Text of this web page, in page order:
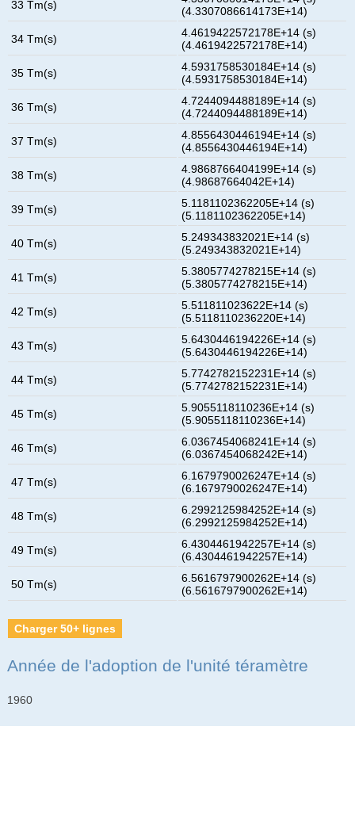
33 Tm(s)
(4.3307086614173E+14)
34 Tm(s)
4.4619422572178E+14 (s)
(4.4619422572178E+14)
35 Tm(s)
4.5931758530184E+14 (s)
(4.5931758530184E+14)
36 Tm(s)
4.7244094488189E+14 (s)
(4.7244094488189E+14)
37 Tm(s)
4.8556430446194E+14 (s)
(4.8556430446194E+14)
38 Tm(s)
4.9868766404199E+14 (s)
(4.98687664042E+14)
39 Tm(s)
5.1181102362205E+14 (s)
(5.1181102362205E+14)
40 Tm(s)
5.249343832021E+14 (s)
(5.249343832021E+14)
41 Tm(s)
5.3805774278215E+14 (s)
(5.3805774278215E+14)
42 Tm(s)
5.511811023622E+14 (s)
(5.5118110236220E+14)
43 Tm(s)
5.6430446194226E+14 (s)
(5.6430446194226E+14)
44 Tm(s)
5.7742782152231E+14 (s)
(5.7742782152231E+14)
45 Tm(s)
5.9055118110236E+14 (s)
(5.9055118110236E+14)
46 Tm(s)
6.0367454068241E+14 (s)
(6.0367454068242E+14)
47 Tm(s)
6.1679790026247E+14 (s)
(6.1679790026247E+14)
48 Tm(s)
6.2992125984252E+14 (s)
(6.2992125984252E+14)
49 Tm(s)
6.4304461942257E+14 (s)
(6.4304461942257E+14)
50 Tm(s)
6.5616797900262E+14 (s)
(6.5616797900262E+14)
Charger 50+ lignes
Année de l'adoption de l'unité téramètre
1960